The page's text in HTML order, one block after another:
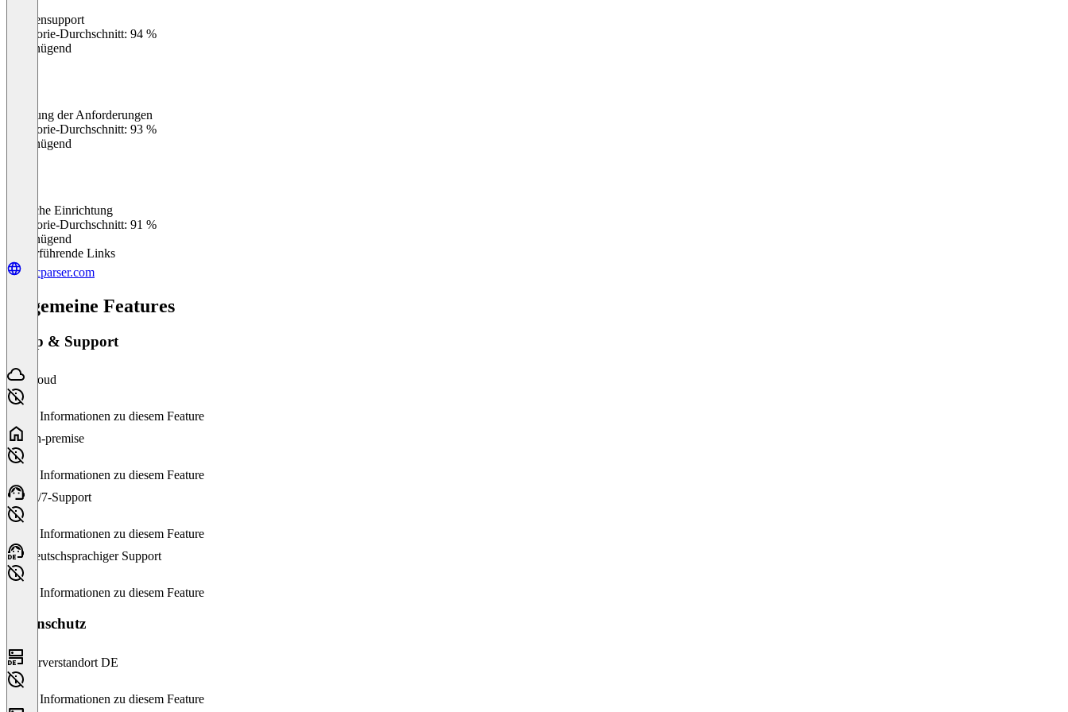
Kundensupport
Kategorie-Durchschnitt: 94 %
Ungenügend
Erfüllung der Anforderungen
Kategorie-Durchschnitt: 93 %
Ungenügend
Einfache Einrichtung
Kategorie-Durchschnitt: 91 %
Ungenügend
Weiterführende Links
docparser.com
Allgemeine Features
Setup & Support
Cloud
Keine Informationen zu diesem Feature
On-premise
Keine Informationen zu diesem Feature
24/7-Support
Keine Informationen zu diesem Feature
Deutschsprachiger Support
Keine Informationen zu diesem Feature
Datenschutz
Serverstandort DE
Keine Informationen zu diesem Feature